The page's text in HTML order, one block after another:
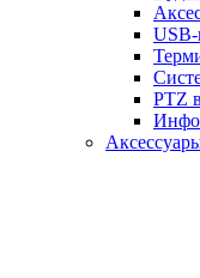
PTZ